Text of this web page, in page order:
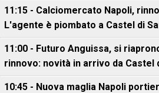
11:15 - Calciomercato Napoli,
L'agente è piombato a Castel di
11:00 - Futuro Anguissa, si
rinnovo: novità in arrivo da Castel
10:45 - Nuova maglia Napoli